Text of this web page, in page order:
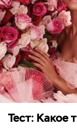
Тест: Какое